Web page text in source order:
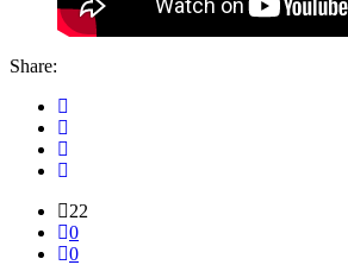
Share:
22
0
0